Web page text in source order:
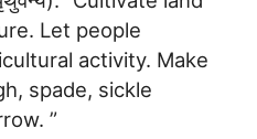
Let people
activity. Make
spade, sickle
”